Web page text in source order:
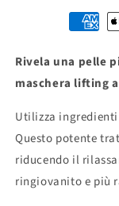
collagene
Rivela una pelle
maschera lifting
Utilizza
Questo potente
riducendo il
ringiovanito e più